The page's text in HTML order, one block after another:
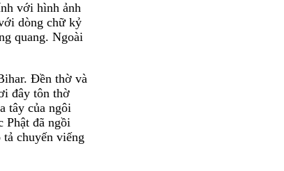
với hình ảnh
dòng chữ kỷ
quang. Ngoài
Đền thờ và
đây tôn thờ
tây của ngôi
Phật đã ngồi
chuyến viếng